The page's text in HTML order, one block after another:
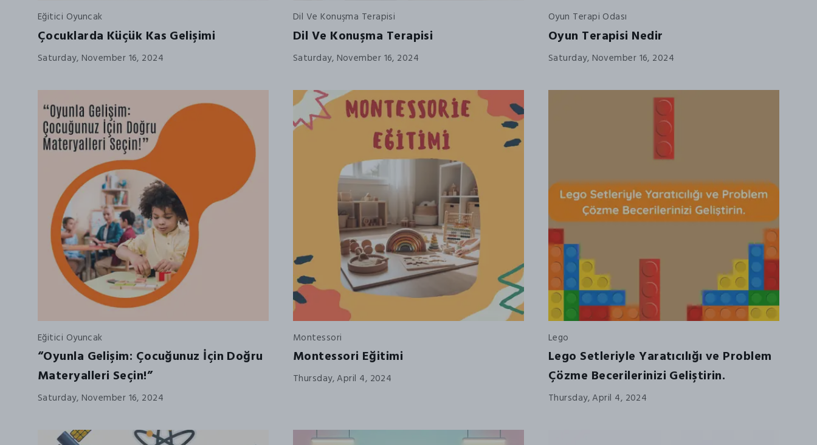
Eğitici Oyuncak
Çocuklarda Küçük Kas Gelişimi
Saturday, November 16, 2024
Dil Ve Konuşma Terapisi
Dil Ve Konuşma Terapisi
Saturday, November 16, 2024
Oyun Terapi Odası
Oyun Terapisi Nedir
Saturday, November 16, 2024
Eğitici Oyuncak
“Oyunla Gelişim: Çocuğunuz İçin Doğru
Materyalleri Seçin!”
Saturday, November 16, 2024
Montessori
Montessori Eğitimi
Thursday, April 4, 2024
Lego
Lego Setleriyle Yaratıcılığı ve Problem
Çözme Becerilerinizi Geliştirin.
Thursday, April 4, 2024